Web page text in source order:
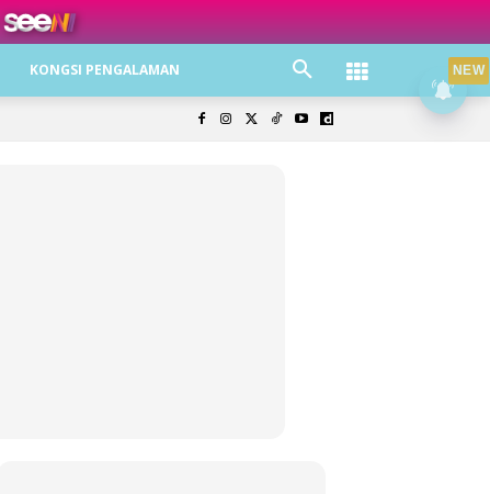
KONGSI PENGALAMAN NEW